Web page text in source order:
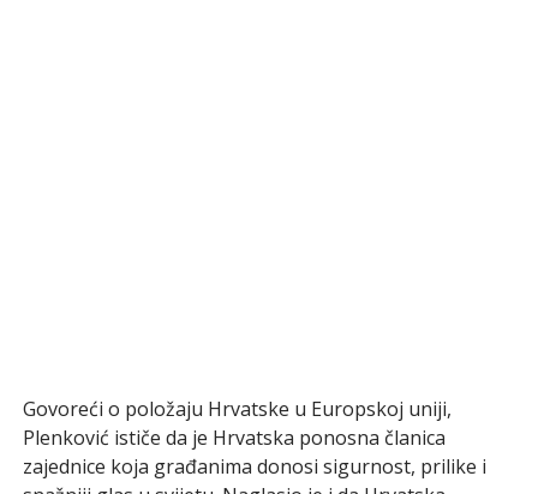
Govoreći o položaju Hrvatske u Europskoj uniji,
Plenković ističe da je Hrvatska ponosna članica
zajednice koja građanima donosi sigurnost, prilike i